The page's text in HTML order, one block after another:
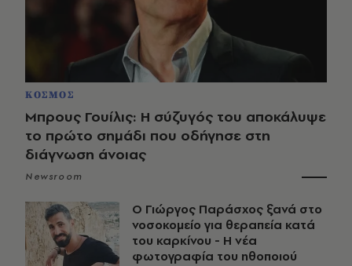
ΚΟΣΜΟΣ
Μπρους Γουίλις: Η σύζυγός του αποκάλυψε
το πρώτο σημάδι που οδήγησε στη
διάγνωση άνοιας
Newsroom
O Γιώργος Παράσχος ξανά στο
νοσοκομείο για θεραπεία κατά
του καρκίνου - Η νέα
φωτογραφία του ηθοποιού